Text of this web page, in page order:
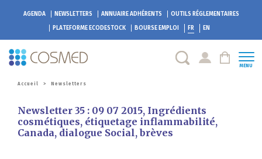
AGENDA NEWSLETTERS ANNUAIRE ADHÉRENTS
OUTILS RÉGLEMENTAIRES
PLATEFORME ECODESTOCK BOURSE EMPLOI FR EN
MENU
Accueil > Newsletters
Newsletter 35 : 09 07 2015, Ingrédients
cosmétiques, étiquetage inflammabilité,
Canada, dialogue Social, brèves